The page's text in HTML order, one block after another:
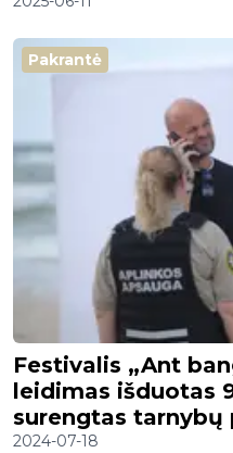
Pakrantė
Festivalis „Ant
leidimas išduotas
surengtas tarnybų
2024-07-18